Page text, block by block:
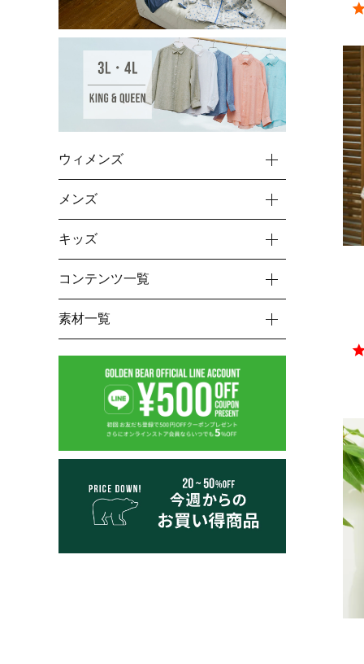
ウィメンズ
メンズ
キッズ
コンテンツ一覧
素材一覧